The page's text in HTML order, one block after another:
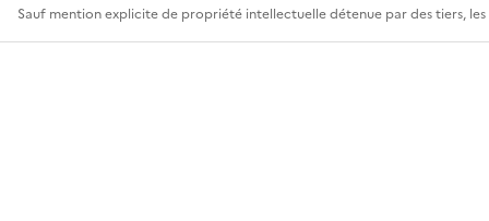
Sauf mention explicite de propriété intellectuelle détenue par des tiers,